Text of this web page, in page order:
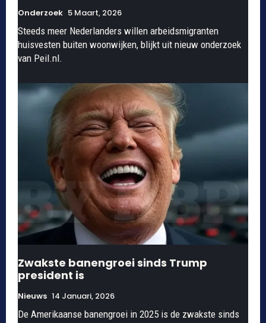
Onderzoek 5 Maart, 2026
Steeds meer Nederlanders willen arbeidsmigranten
huisvesten buiten woonwijken, blijkt uit nieuw onderzoek
van Peil.nl.
Zwakste banengroei sinds Trump
president is
Nieuws 14 Januari, 2026
De Amerikaanse banengroei in 2025 is de zwakste sinds